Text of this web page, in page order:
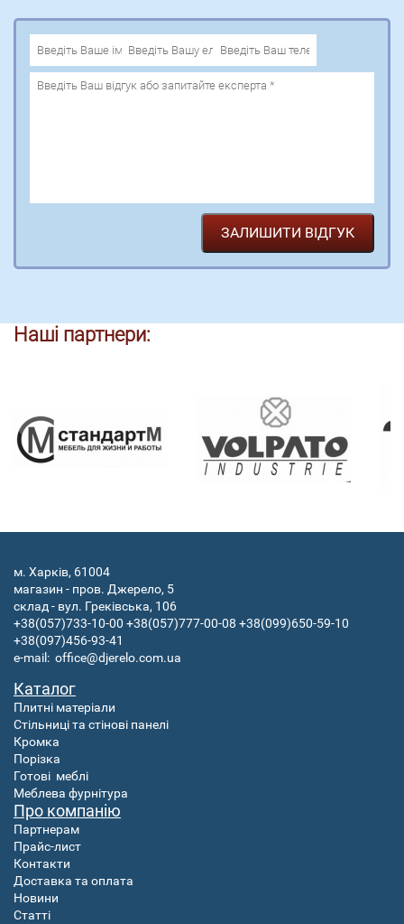
Наші партнери:
м. Харків, 61004
магазин - пров. Джерело, 5
склад - вул. Греківська, 106
+38(057)733-10-00 +38(057)777-00-08 +38(099)650-59-10
+38(097)456-93-41
e-mail: office@djerelo.com.ua
Каталог
Плитні матеріали
Стільниці та стінові панелі
Кромка
Порізка
Готові меблі
Меблева фурнітура
Про компанію
Партнерам
Прайс-лист
Контакти
Доставка та оплата
Новини
Статті